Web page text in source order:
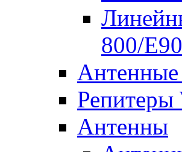
800/
Антенные
Антенны